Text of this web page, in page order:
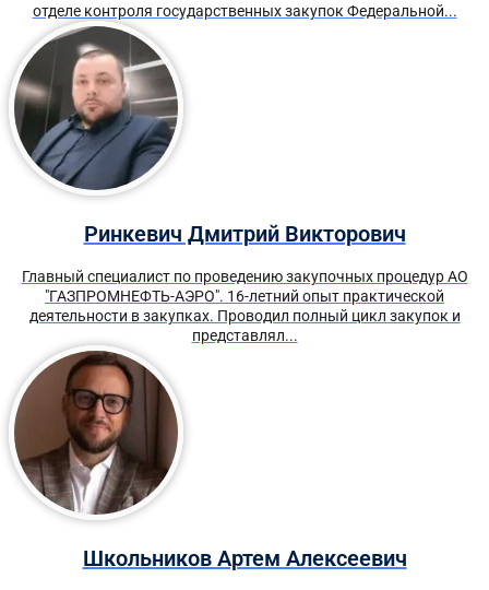
отделе контроля государственных закупок Федеральной...
Ринкевич Дмитрий Викторович
Главный специалист по проведению закупочных процедур АО
"ГАЗПРОМНЕФТЬ-АЭРО". 16-летний опыт практической
деятельности в закупках. Проводил полный цикл закупок и
представлял...
Школьников Артем Алексеевич